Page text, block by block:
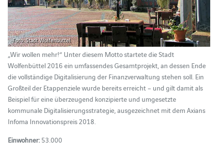
Foto: Stadt Wolfenbüttel
„Wir wollen mehr!“ Unter diesem Motto startete die Stadt
Wolfenbüttel 2016 ein umfassendes Gesamtprojekt, an dessen Ende
die vollständige Digitalisierung der Finanzverwaltung stehen soll. Ein
Großteil der Etappenziele wurde bereits erreicht – und gilt damit als
Beispiel für eine überzeugend konzipierte und umgesetzte
kommunale Digitalisierungsstrategie, ausgezeichnet mit dem Axians
Infoma Innovationspreis 2018.
Einwohner:53.000